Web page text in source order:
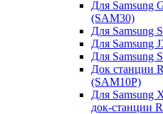
Для Samsung
(SAM30)
Для Samsung
Для Samsung
Для Samsung
Док станции
(SAM10P)
Для Samsung
док-станции